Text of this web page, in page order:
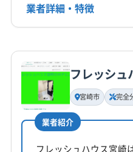
(熊本県) 阿蘇郡南阿蘇村
(熊本県) 菊池郡大津町
非公開
業者詳細・特徴
基本情報
代表者名
山口那輝
所在地
宮崎県西都市
フレッシュ
宮崎市 完全
業者紹介
フレッシュハウス宮崎